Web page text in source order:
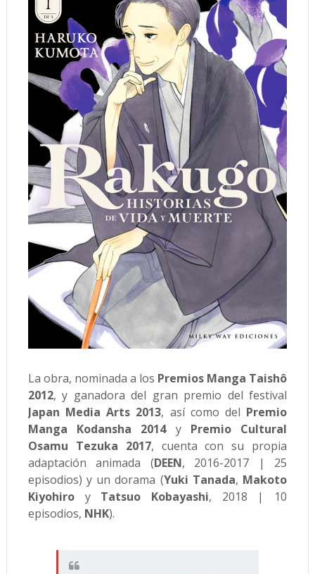
La obra, nominada a los Premios Manga Taishô
2012, y ganadora del gran premio del festival
Japan Media Arts 2013, así como del Premio
Manga Kodansha 2014y Premio Cultural
Osamu Tezuka 2017, cuenta con su propia
adaptación animada (DEEN, 2016-2017 | 25
episodios) y un dorama (Yuki Tanada, Makoto
Kiyohiroy Tatsuo Kobayashi, 2018 | 10
episodios, NHK).